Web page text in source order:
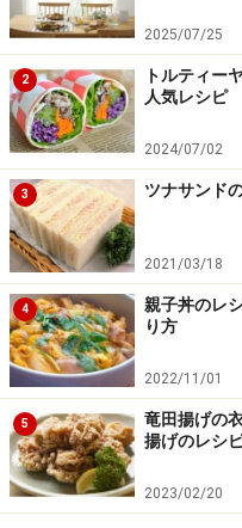
2025/07/25
2
トルティー
人気レシピ
2024/07/02
3 ツナサンド
2021/03/18
4
親子丼のレ
り方
2022/11/01
5
竜田揚げの
揚げのレシ
2023/02/20